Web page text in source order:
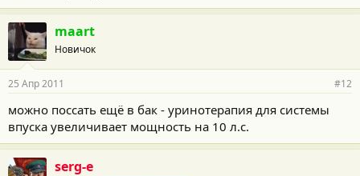
maart
Новичок
25 Апр 2011 #12
можно поссать ещё в бак - уринотерапия для системы
впуска увеличивает мощность на 10 л.с.
serg-e